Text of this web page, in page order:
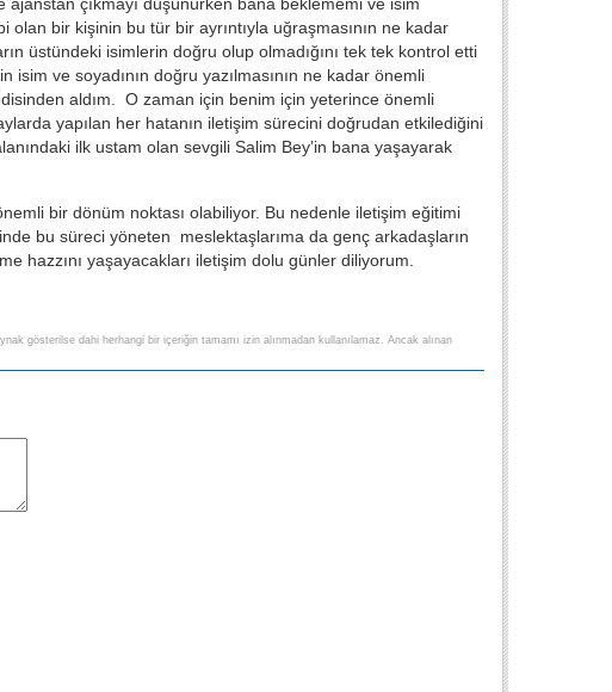
çıkmayı düşünürken bana beklememi ve isim
olan bir kişinin bu tür bir ayrıntıyla uğraşmasının ne kadar
üstündeki isimlerin doğru olup olmadığını tek tek kontrol etti
ve soyadının doğru yazılmasının ne kadar önemli
aldım. O zaman için benim için yeterince önemli
yapılan her hatanın iletişim sürecini doğrudan etkilediğini
ilk ustam olan sevgili Salim Bey’in bana yaşayarak
bir dönüm noktası olabiliyor. Bu nedenle iletişim eğitimi
bu süreci yöneten meslektaşlarıma da genç arkadaşların
hazzını yaşayacakları iletişim dolu günler diliyorum.
gösterilse dahi herhangi bir içeriğin tamamı izin alınmadan kullanılamaz. Ancak alınan